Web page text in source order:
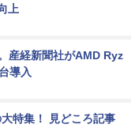
上
産経新聞社がAMD Ryz
導入
特集！ 見どころ記事